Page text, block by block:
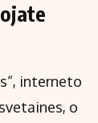
interneto
o